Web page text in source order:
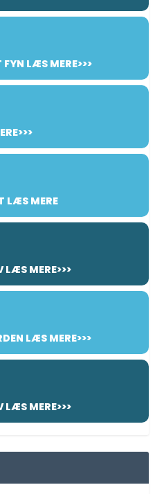
LÆS MERE>>>
LÆS MERE
MERE>>>
LÆS MERE>>>
MERE>>>